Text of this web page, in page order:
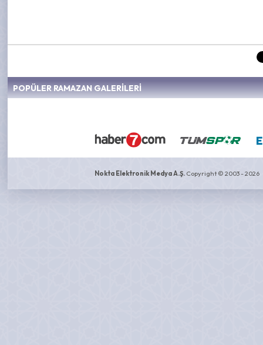
POPÜLER RAMAZAN GALERİLERİ
Nokta Elektronik Medya A.Ş. Copyright © 2003 - 2026